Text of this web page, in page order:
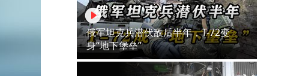
俄军坦克兵潜伏敌后半年，T-72变
身“地下堡垒”